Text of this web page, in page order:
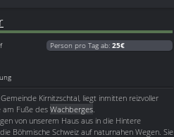
Person pro Tag ab: 25€
Kirnitzschtal, liegt inmitten reizvoller
am Fuße des Wachberges.
von unserem Haus aus in die Hintere
Böhmische Schweiz auf naturnahen Wegen. Sie